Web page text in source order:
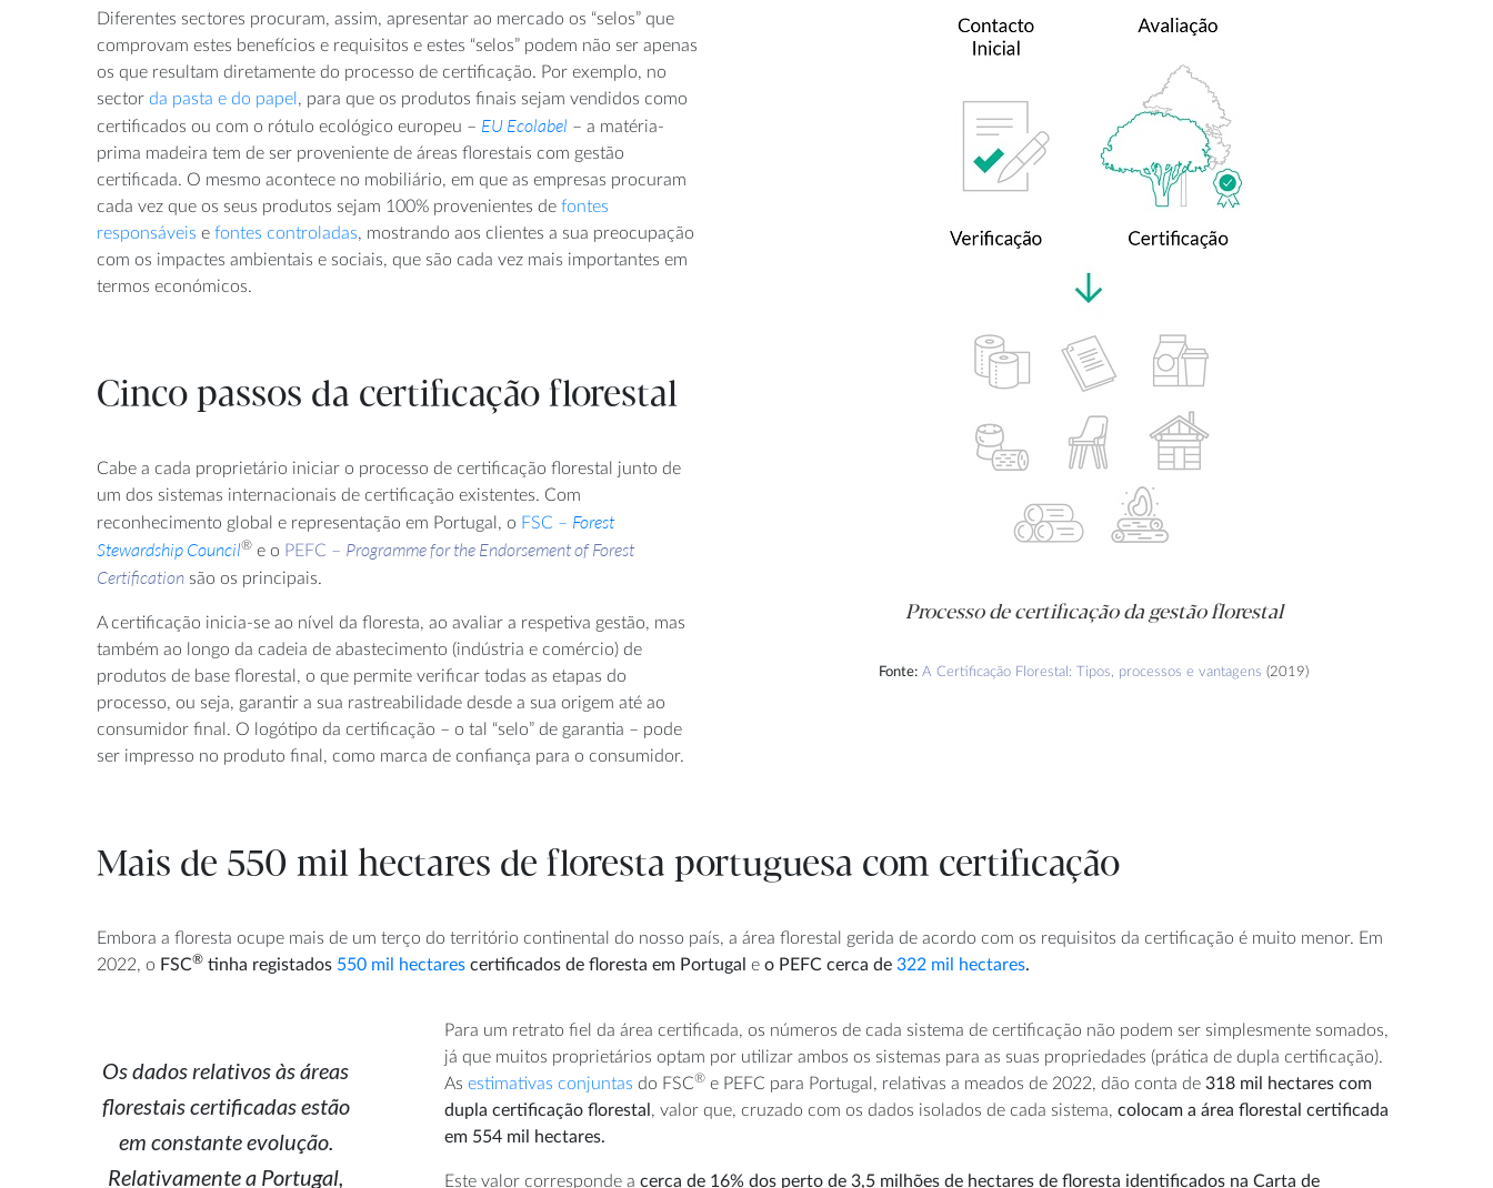
Diferentes sectores procuram, assim, apresentar ao mercado os “selos” que
comprovam estes benefícios e requisitos e estes “selos” podem não ser apenas
os que resultam diretamente do processo de certificação. Por exemplo, no
sector da pasta e do papel , para que os produtos finais sejam vendidos como
certificados ou com o rótulo ecológico europeu – EU Ecolabel – a matéria-
prima madeira tem de ser proveniente de áreas florestais com gestão
certificada. O mesmo acontece no mobiliário, em que as empresas procuram
cada vez que os seus produtos sejam 100% provenientes de fontes
responsáveis e fontes controladas, mostrando aos clientes a sua preocupação
com os impactes ambientais e sociais, que são cada vez mais importantes em
termos económicos.
Cinco passos da certificação florestal
Cabe a cada proprietário iniciar o processo de certificação florestal junto de
um dos sistemas internacionais de certificação existentes. Com
reconhecimento global e representação em Portugal, o FSC – Forest
Stewardship Council® e o PEFC – Programme for the Endorsement of Forest
Certification são os principais.
A certificação inicia-se ao nível da floresta, ao avaliar a respetiva gestão, mas
também ao longo da cadeia de abastecimento (indústria e comércio) de
produtos de base florestal, o que permite verificar todas as etapas do
processo, ou seja, garantir a sua rastreabilidade desde a sua origem até ao
consumidor final. O logótipo da certificação – o tal “selo” de garantia – pode
ser impresso no produto final, como marca de confiança para o consumidor.
Processo de certificação da gestão florestal
Fonte: A Certificação Florestal: Tipos, processos e vantagens (2019)
Mais de 550 mil hectares de floresta portuguesa com certificação
Embora a floresta ocupe mais de um terço do território continental do nosso país, a área florestal gerida de acordo com os requisitos da certificação é muito menor. Em
2022, o FSC® tinha registados 550 mil hectares certificados de floresta em Portugal e o PEFC cerca de 322 mil hectares.
Os dados relativos às áreas
florestais certificadas estão
em constante evolução.
Relativamente a Portugal,
Para um retrato fiel da área certificada, os números de cada sistema de certificação não podem ser simplesmente somados,
já que muitos proprietários optam por utilizar ambos os sistemas para as suas propriedades (prática de dupla certificação).
As estimativas conjuntas do FSC®e PEFC para Portugal, relativas a meados de 2022, dão conta de 318 mil hectares com
dupla certificação florestal , valor que, cruzado com os dados isolados de cada sistema, colocam a área florestal certificada
em 554 mil hectares.
Este valor corresponde a cerca de 16% dos perto de 3,5 milhões de hectares de floresta identificados na Carta de